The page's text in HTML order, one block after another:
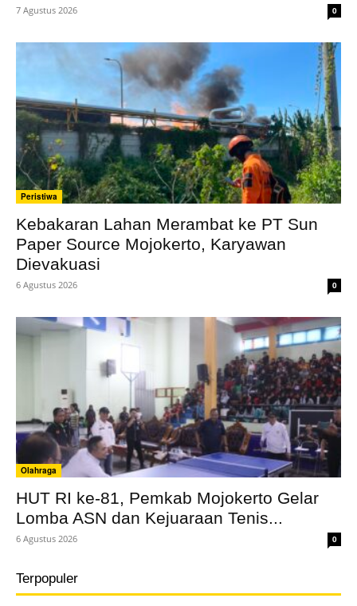
7 Agustus 2026 0
Peristiwa
Kebakaran Lahan Merambat ke PT Sun
Paper Source Mojokerto, Karyawan
Dievakuasi
6 Agustus 2026 0
Olahraga
HUT RI ke-81, Pemkab Mojokerto Gelar
Lomba ASN dan Kejuaraan Tenis...
6 Agustus 2026 0
Terpopuler